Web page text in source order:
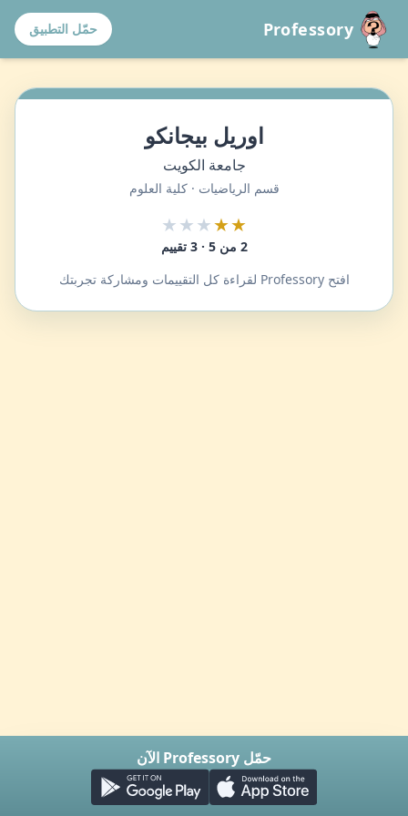
Professory حمّل التطبيق
اوريل بيجانكو
جامعة الكويت
قسم الرياضيات · كلية العلوم
★★
★★★
2 من 5 · 3 تقييم
افتح Professory لقراءة كل التقييمات ومشاركة تجربتك
حمّل Professory الآن